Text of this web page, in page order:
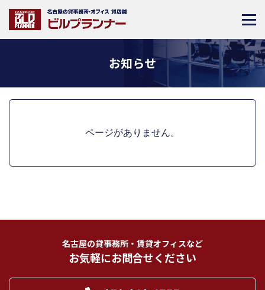
お知らせ
ページがありません。
名古屋の貸事務所・賃貸オフィスなど
お気軽にお問合せください